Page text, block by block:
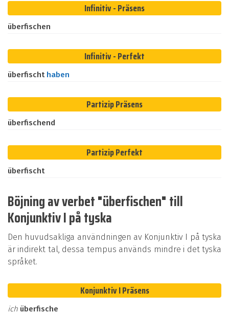
Infinitiv - Präsens
überfischen
Infinitiv - Perfekt
überfischt haben
Partizip Präsens
überfischend
Partizip Perfekt
überfischt
Böjning av verbet "überfischen" till
Konjunktiv I på tyska
Den huvudsakliga användningen av Konjunktiv I på tyska
är indirekt tal, dessa tempus används mindre i det tyska
språket.
Konjunktiv I Präsens
ich überfische